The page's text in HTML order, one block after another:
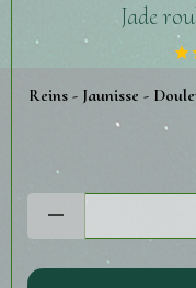
Jade
Reins - Jaunisse -